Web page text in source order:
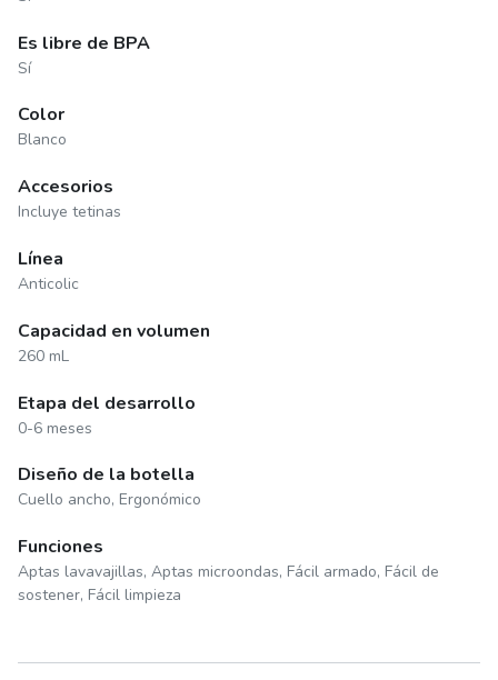
Es libre de BPA
Sí
Color
Blanco
Accesorios
Incluye tetinas
Línea
Anticolic
Capacidad en volumen
260 mL
Etapa del desarrollo
0-6 meses
Diseño de la botella
Cuello ancho, Ergonómico
Funciones
Aptas lavavajillas, Aptas microondas, Fácil armado, Fácil de
sostener, Fácil limpieza